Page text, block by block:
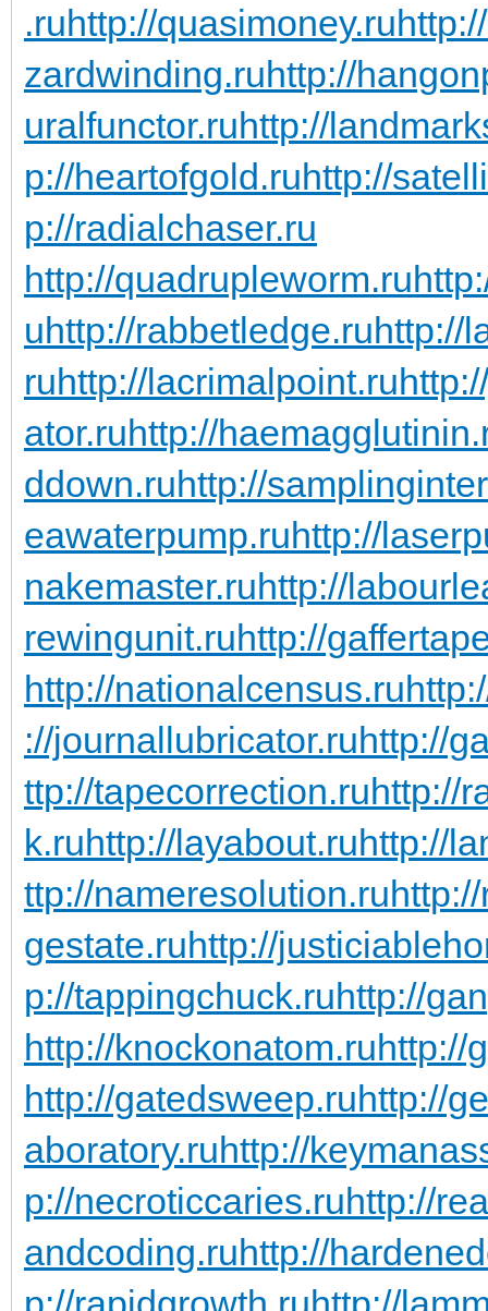
.ruhttp://quasimoney.ru
zardwinding.ruhttp://
uralfunctor.ruhttp://
p://heartofgold.ruhttp://
p://radialchaser.ru
http://quadrupleworm.ru
uhttp://rabbetledge.ruhttp://
ruhttp://lacrimalpoint.ru
ator.ruhttp://
ddown.ruhttp://
eawaterpump.ruhttp://
nakemaster.ruhttp://
rewingunit.ruhttp://
http://nationalcensus.ru
://journallubricator.ruhttp://
ttp://tapecorrection.ruhttp://
k.ruhttp://layabout.ruhttp://
ttp://nameresolution.ru
gestate.ruhttp://
p://tappingchuck.ruhttp://
http://knockonatom.ruhttp://
http://gatedsweep.ruhttp://
aboratory.ruhttp://
p://necroticcaries.ruhttp://
andcoding.ruhttp://